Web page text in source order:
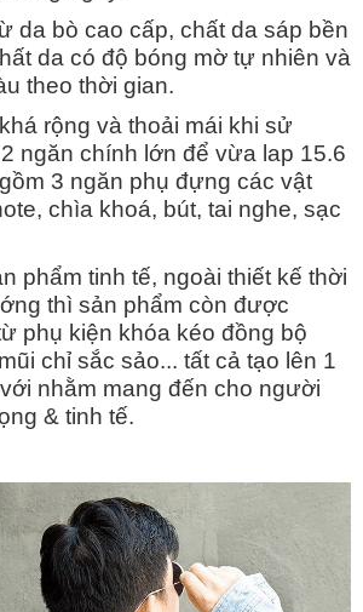
da bò cao cấp, chất da sáp bền
da có độ bóng mờ tự nhiên và
theo thời gian.
rộng và thoải mái khi sử
ngăn chính lớn để vừa lap 15.6
3 ngăn phụ đựng các vật
chìa khoá, bút, tai nghe, sạc
phẩm tinh tế, ngoài thiết kế thời
thì sản phẩm còn được
phụ kiện khóa kéo đồng bộ
chỉ sắc sảo... tất cả tạo lên 1
nhằm mang đến cho người
& tinh tế.